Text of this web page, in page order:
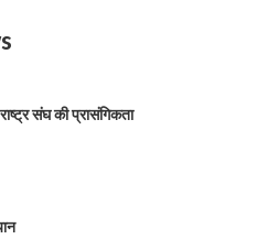
संघ की प्रासंगिकता